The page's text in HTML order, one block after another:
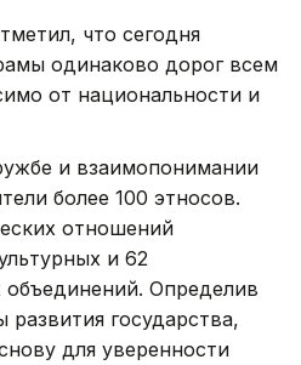
что сегодня
одинаково дорог всем
от национальности и
и взаимопонимании
более 100 этносов.
отношений
и 62
Определив
государства,
для уверенности